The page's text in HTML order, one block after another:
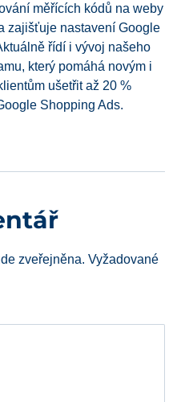
měřících kódů na weby
zajišťuje nastavení Google
řídí i vývoj našeho
který pomáhá novým i
ušetřit až 20 %
Shopping Ads.
zveřejněna. Vyžadované